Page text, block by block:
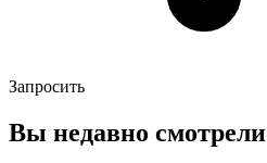
Запросить
Вы недавно смотрели